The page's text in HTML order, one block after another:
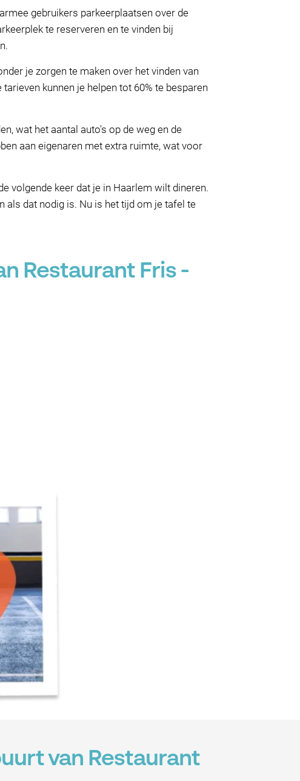
gebruikers parkeerplaatsen over de
te reserveren en te vinden bij
je zorgen te maken over het vinden van
kunnen je helpen tot 60% te besparen
wat het aantal auto's op de weg en de
aan eigenaren met extra ruimte, wat voor
volgende keer dat je in Haarlem wilt dineren.
als dat nodig is. Nu is het tijd om je tafel te
Restaurant Fris -
van Restaurant